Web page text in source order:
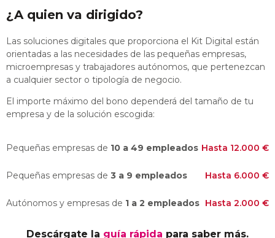
¿A quien va dirigido?
Las soluciones digitales que proporciona el Kit Digital están
orientadas a las necesidades de las pequeñas empresas,
microempresas y trabajadores autónomos, que pertenezcan
a cualquier sector o tipología de negocio.
El importe máximo del bono dependerá del tamaño de tu
empresa y de la solución escogida:
Pequeñas empresas de 10 a 49 empleados Hasta 12.000 €
Pequeñas empresas de 3 a 9 empleados Hasta 6.000 €
Autónomos y empresas de 1 a 2 empleados Hasta 2.000 €
Descárgate la guía rápida para saber más.